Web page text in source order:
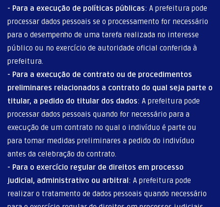
- Para a execução de políticas públicas: A prefeitura pode
processar dados pessoais se o processamento for necessário
para o desempenho de uma tarefa realizada no interesse
público ou no exercício de autoridade oficial conferida à
prefeitura.
- Para a execução de contrato ou de procedimentos
preliminares relacionados a contrato do qual seja parte o
titular, a pedido do titular dos dados: A prefeitura pode
processar dados pessoais quando for necessário para a
execução de um contrato no qual o indivíduo é parte ou
para tomar medidas preliminares a pedido do indivíduo
antes da celebração do contrato.
- Para o exercício regular de direitos em processo
judicial, administrativo ou arbitral: A prefeitura pode
realizar o tratamento de dados pessoais quando necessário